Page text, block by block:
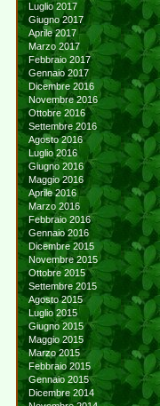
Luglio 2017
Giugno 2017
Aprile 2017
Marzo 2017
Febbraio 2017
Gennaio 2017
Dicembre 2016
Novembre 2016
Ottobre 2016
Settembre 2016
Agosto 2016
Luglio 2016
Giugno 2016
Maggio 2016
Aprile 2016
Marzo 2016
Febbraio 2016
Gennaio 2016
Dicembre 2015
Novembre 2015
Ottobre 2015
Settembre 2015
Agosto 2015
Luglio 2015
Giugno 2015
Maggio 2015
Marzo 2015
Febbraio 2015
Gennaio 2015
Dicembre 2014